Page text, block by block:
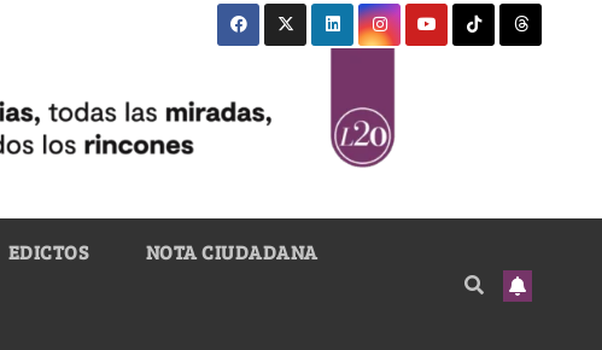
EDICTOS NOTA CIUDADANA